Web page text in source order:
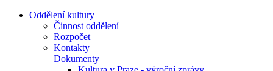
Oddělení kultury
Činnost oddělení
Rozpočet
Kontakty
Dokumenty